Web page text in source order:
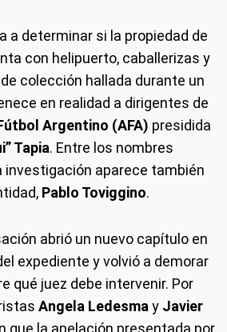
a determinar si la propiedad de
con helipuerto, caballerizas y
colección hallada durante un
en realidad a dirigentes de
Argentino (AFA) presidida
Tapia. Entre los nombres
investigación aparece también
Pablo Toviggino.
abrió un nuevo capítulo en
expediente y volvió a demorar
qué juez debe intervenir. Por
Angela Ledesma y Javier
que la apelación presentada por